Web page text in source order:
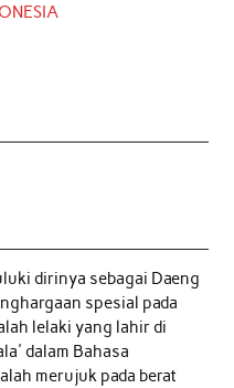
dirinya sebagai Daeng
spesial pada
lelaki yang lahir di
dalam Bahasa
merujuk pada berat